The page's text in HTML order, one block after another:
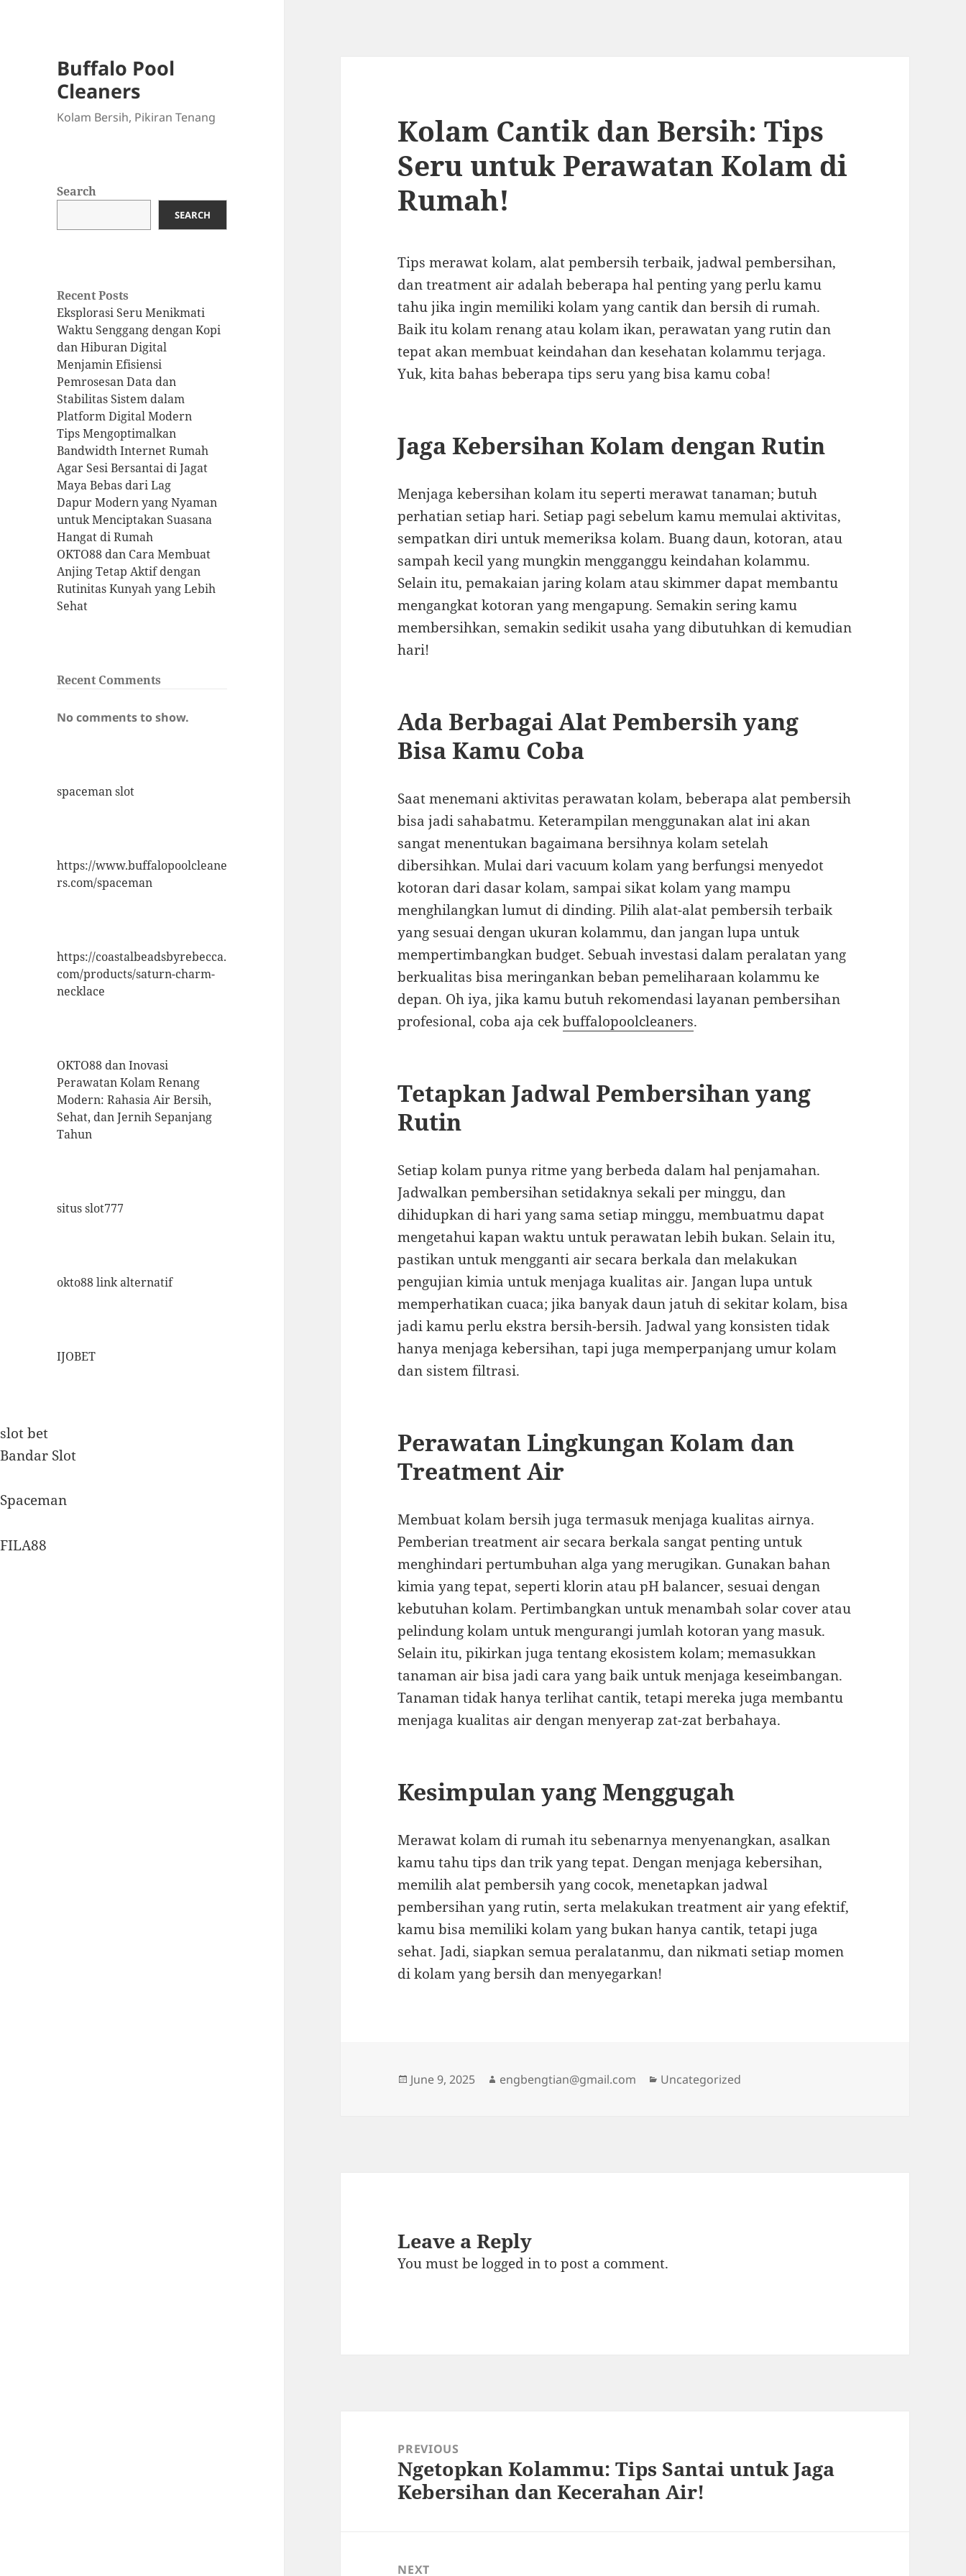
Buffalo Pool
Cleaners
Kolam Bersih, Pikiran Tenang
Search
SEARCH
Recent Posts
Eksplorasi Seru Menikmati
Waktu Senggang dengan Kopi
dan Hiburan Digital
Menjamin Efisiensi
Pemrosesan Data dan
Stabilitas Sistem dalam
Platform Digital Modern
Tips Mengoptimalkan
Bandwidth Internet Rumah
Agar Sesi Bersantai di Jagat
Maya Bebas dari Lag
Dapur Modern yang Nyaman
untuk Menciptakan Suasana
Hangat di Rumah
OKTO88 dan Cara Membuat
Anjing Tetap Aktif dengan
Rutinitas Kunyah yang Lebih
Sehat
Recent Comments
No comments to show.
spaceman slot
https://www.buffalopoolcleane
rs.com/spaceman
https://coastalbeadsbyrebecca.
com/products/saturn-charm-
necklace
OKTO88 dan Inovasi
Perawatan Kolam Renang
Modern: Rahasia Air Bersih,
Sehat, dan Jernih Sepanjang
Tahun
situs slot777
okto88 link alternatif
IJOBET
slot bet
Bandar Slot
Spaceman
FILA88
Kolam Cantik dan Bersih: Tips
Seru untuk Perawatan Kolam di
Rumah!
Tips merawat kolam, alat pembersih terbaik, jadwal pembersihan,
dan treatment air adalah beberapa hal penting yang perlu kamu
tahu jika ingin memiliki kolam yang cantik dan bersih di rumah.
Baik itu kolam renang atau kolam ikan, perawatan yang rutin dan
tepat akan membuat keindahan dan kesehatan kolammu terjaga.
Yuk, kita bahas beberapa tips seru yang bisa kamu coba!
Jaga Kebersihan Kolam dengan Rutin
Menjaga kebersihan kolam itu seperti merawat tanaman; butuh
perhatian setiap hari. Setiap pagi sebelum kamu memulai aktivitas,
sempatkan diri untuk memeriksa kolam. Buang daun, kotoran, atau
sampah kecil yang mungkin mengganggu keindahan kolammu.
Selain itu, pemakaian jaring kolam atau skimmer dapat membantu
mengangkat kotoran yang mengapung. Semakin sering kamu
membersihkan, semakin sedikit usaha yang dibutuhkan di kemudian
hari!
Ada Berbagai Alat Pembersih yang
Bisa Kamu Coba
Saat menemani aktivitas perawatan kolam, beberapa alat pembersih
bisa jadi sahabatmu. Keterampilan menggunakan alat ini akan
sangat menentukan bagaimana bersihnya kolam setelah
dibersihkan. Mulai dari vacuum kolam yang berfungsi menyedot
kotoran dari dasar kolam, sampai sikat kolam yang mampu
menghilangkan lumut di dinding. Pilih alat-alat pembersih terbaik
yang sesuai dengan ukuran kolammu, dan jangan lupa untuk
mempertimbangkan budget. Sebuah investasi dalam peralatan yang
berkualitas bisa meringankan beban pemeliharaan kolammu ke
depan. Oh iya, jika kamu butuh rekomendasi layanan pembersihan
profesional, coba aja cekbuffalopoolcleaners.
Tetapkan Jadwal Pembersihan yang
Rutin
Setiap kolam punya ritme yang berbeda dalam hal penjamahan.
Jadwalkan pembersihan setidaknya sekali per minggu, dan
dihidupkan di hari yang sama setiap minggu, membuatmu dapat
mengetahui kapan waktu untuk perawatan lebih bukan. Selain itu,
pastikan untuk mengganti air secara berkala dan melakukan
pengujian kimia untuk menjaga kualitas air. Jangan lupa untuk
memperhatikan cuaca; jika banyak daun jatuh di sekitar kolam, bisa
jadi kamu perlu ekstra bersih-bersih. Jadwal yang konsisten tidak
hanya menjaga kebersihan, tapi juga memperpanjang umur kolam
dan sistem filtrasi.
Perawatan Lingkungan Kolam dan
Treatment Air
Membuat kolam bersih juga termasuk menjaga kualitas airnya.
Pemberian treatment air secara berkala sangat penting untuk
menghindari pertumbuhan alga yang merugikan. Gunakan bahan
kimia yang tepat, seperti klorin atau pH balancer, sesuai dengan
kebutuhan kolam. Pertimbangkan untuk menambah solar cover atau
pelindung kolam untuk mengurangi jumlah kotoran yang masuk.
Selain itu, pikirkan juga tentang ekosistem kolam; memasukkan
tanaman air bisa jadi cara yang baik untuk menjaga keseimbangan.
Tanaman tidak hanya terlihat cantik, tetapi mereka juga membantu
menjaga kualitas air dengan menyerap zat-zat berbahaya.
Kesimpulan yang Menggugah
Merawat kolam di rumah itu sebenarnya menyenangkan, asalkan
kamu tahu tips dan trik yang tepat. Dengan menjaga kebersihan,
memilih alat pembersih yang cocok, menetapkan jadwal
pembersihan yang rutin, serta melakukan treatment air yang efektif,
kamu bisa memiliki kolam yang bukan hanya cantik, tetapi juga
sehat. Jadi, siapkan semua peralatanmu, dan nikmati setiap momen
di kolam yang bersih dan menyegarkan!
Posted
June 9, 2025 Author
engbengtian@gmail.com Categories
Uncategorized
Leave a Reply
You must belogged into post a comment.
navigationPREVIOUS
Previous
post:
Ngetopkan Kolammu: Tips Santai untuk Jaga
Kebersihan dan Kecerahan Air!
NEXT